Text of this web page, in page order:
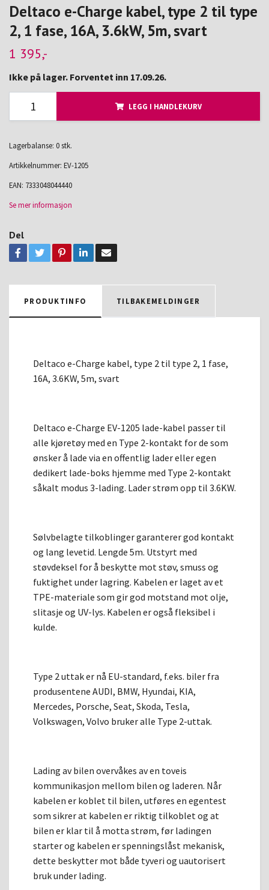
Deltaco e-Charge kabel, type 2 til type
2, 1 fase, 16A, 3.6kW, 5m, svart
1 395,-
Ikke på lager. Forventet inn 17.09.26.
LEGG I HANDLEKURV
Lagerbalanse: 0 stk.
Artikkelnummer: EV-1205
EAN: 7333048044440
Se mer informasjon
Del
PRODUKTINFO TILBAKEMELDINGER
Deltaco e-Charge kabel, type 2 til type 2, 1 fase,
16A, 3.6KW, 5m, svart
Deltaco e-Charge EV-1205 lade-kabel passer til
alle kjøretøy med en Type 2-kontakt for de som
ønsker å lade via en offentlig lader eller egen
dedikert lade-boks hjemme med Type 2-kontakt
såkalt modus 3-lading. Lader strøm opp til 3.6KW.
Sølvbelagte tilkoblinger garanterer god kontakt
og lang levetid. Lengde 5m. Utstyrt med
støvdeksel for å beskytte mot støv, smuss og
fuktighet under lagring. Kabelen er laget av et
TPE-materiale som gir god motstand mot olje,
slitasje og UV-lys. Kabelen er også fleksibel i
kulde.
Type 2 uttak er nå EU-standard, f.eks. biler fra
produsentene AUDI, BMW, Hyundai, KIA,
Mercedes, Porsche, Seat, Skoda, Tesla,
Volkswagen, Volvo bruker alle Type 2-uttak.
Lading av bilen overvåkes av en toveis
kommunikasjon mellom bilen og laderen. Når
kabelen er koblet til bilen, utføres en egentest
som sikrer at kabelen er riktig tilkoblet og at
bilen er klar til å motta strøm, før ladingen
starter og kabelen er spenningslåst mekanisk,
dette beskytter mot både tyveri og uautorisert
bruk under lading.